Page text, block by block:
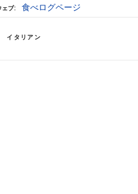
ェブ 食べログページ
イタリアン